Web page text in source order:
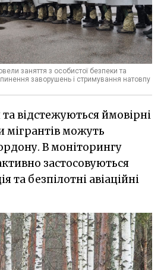
заняття з особистої безпеки та
заворушень і стримування натовпу
відстежуються ймовірні
можуть
В моніторингу
застосовуються
та безпілотні авіаційні